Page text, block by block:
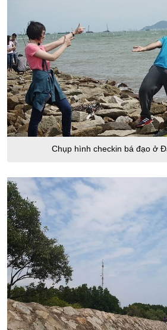
Chụp hình checkin bá đạo ở